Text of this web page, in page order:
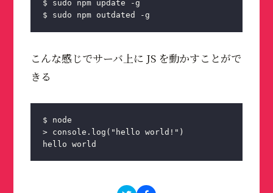
$ sudo npm update -g
$ sudo npm outdated -g
こんな感じでサーバ上に JS を動かすことがで
きる
$ node
> console.log("hello world!")
hello world